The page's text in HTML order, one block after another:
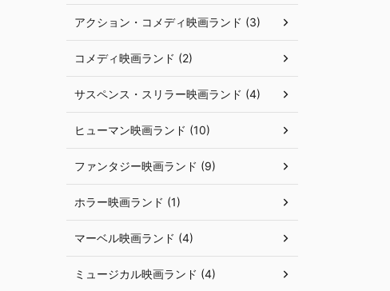
アクション・コメディ映画ランド (3)
コメディ映画ランド (2)
サスペンス・スリラー映画ランド (4)
ヒューマン映画ランド (10)
ファンタジー映画ランド (9)
ホラー映画ランド (1)
マーベル映画ランド (4)
ミュージカル映画ランド (4)